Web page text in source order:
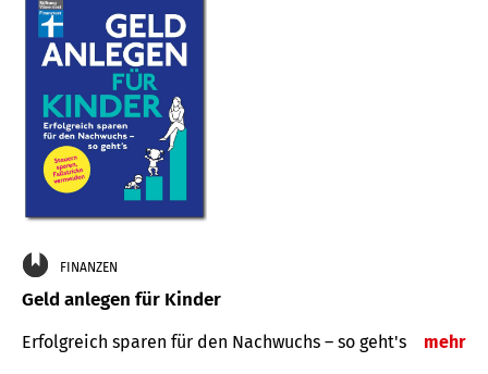
FINANZEN
Geld anlegen für Kinder
Erfolgreich sparen für den Nachwuchs – so geht's mehr